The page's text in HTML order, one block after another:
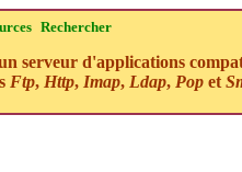
Rechercher
serveur d'applications
Ftp, Http, Imap, Ldap, Pop et